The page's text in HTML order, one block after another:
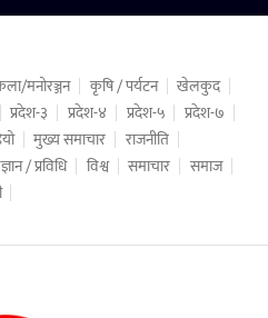
मनोरञ्जन कृषि / पर्यटन
खेलकुद
प्रदेश-३ प्रदेश-४ प्रदेश-५
प्रदेश-७
मुख्य समाचार
राजनीति
/ प्रविधि विश्व समाचार
समाज